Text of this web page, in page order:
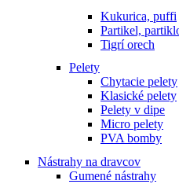
Kukurica, puffi
Partikel,
Tigrí orech
Pelety
Chytacie pelety
Klasické pelety
Pelety v dipe
Micro pelety
PVA bomby
Nástrahy na dravcov
Gumené nástrahy